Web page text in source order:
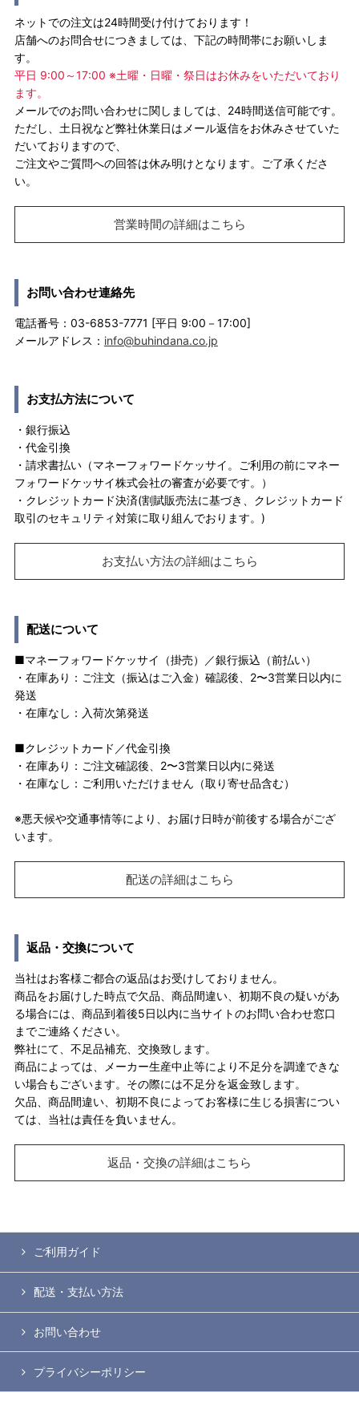
ネットでの注文は24時間受け付けております！
店舗へのお問合せにつきましては、下記の時間帯にお願いしま
す。
平日 9:00～17:00 ※土曜・日曜・祭日はお休みをいただいており
ます。
メールでのお問い合わせに関しましては、24時間送信可能です。
ただし、土日祝など弊社休業日はメール返信をお休みさせていた
だいておりますので、
ご注文やご質問への回答は休み明けとなります。ご了承くださ
い。
営業時間の詳細はこちら
お問い合わせ連絡先
電話番号：03-6853-7771 [平日 9:00－17:00]
メールアドレス： info@buhindana.co.jp
お支払方法について
・銀行振込
・代金引換
・請求書払い（マネーフォワードケッサイ。ご利用の前にマネー
フォワードケッサイ株式会社の審査が必要です。）
・クレジットカード決済(割賦販売法に基づき、クレジットカード
取引のセキュリティ対策に取り組んでおります。)
お支払い方法の詳細はこちら
配送について
■マネーフォワードケッサイ（掛売）／銀行振込（前払い）
・在庫あり：ご注文（振込はご入金）確認後、2〜3営業日以内に
発送
・在庫なし：入荷次第発送
■クレジットカード／代金引換
・在庫あり：ご注文確認後、2〜3営業日以内に発送
・在庫なし：ご利用いただけません（取り寄せ品含む）
※悪天候や交通事情等により、お届け日時が前後する場合がござ
います。
配送の詳細はこちら
返品・交換について
当社はお客様ご都合の返品はお受けしておりません。
商品をお届けした時点で欠品、商品間違い、初期不良の疑いがあ
る場合には、商品到着後5日以内に当サイトのお問い合わせ窓口
までご連絡ください。
弊社にて、不足品補充、交換致します。
商品によっては、メーカー生産中止等により不足分を調達できな
い場合もございます。その際には不足分を返金致します。
欠品、商品間違い、初期不良によってお客様に生じる損害につい
ては、当社は責任を負いません。
返品・交換の詳細はこちら
ご利用ガイド
配送・支払い方法
お問い合わせ
プライバシーポリシー